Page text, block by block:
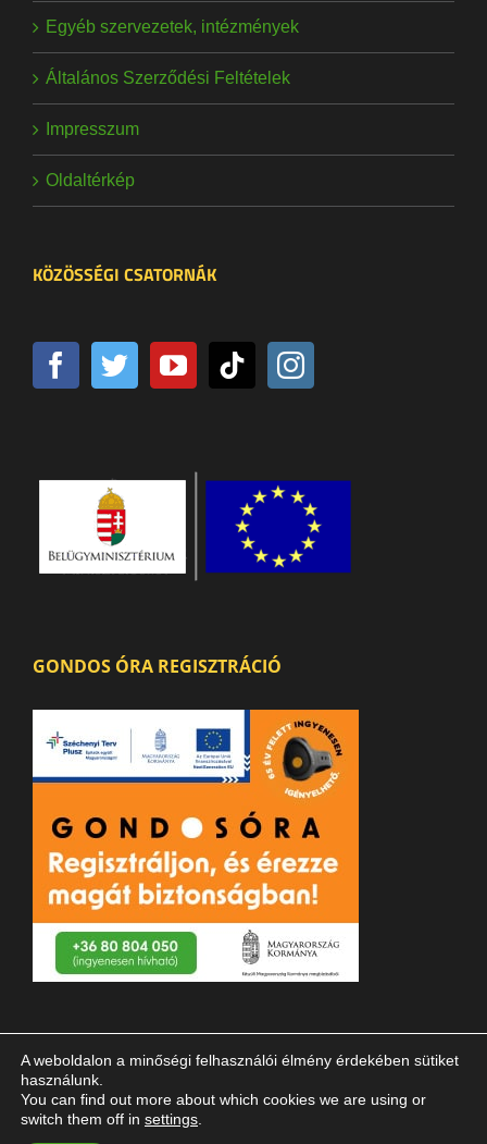
Egyéb szervezetek, intézmények
Általános Szerződési Feltételek
Impresszum
Oldaltérkép
KÖZÖSSÉGI CSATORNÁK
GONDOS ÓRA REGISZTRÁCIÓ
A weboldalon a minőségi felhasználói élmény érdekében sütiket
használunk.
You can find out more about which cookies we are using or
switch them off in settings